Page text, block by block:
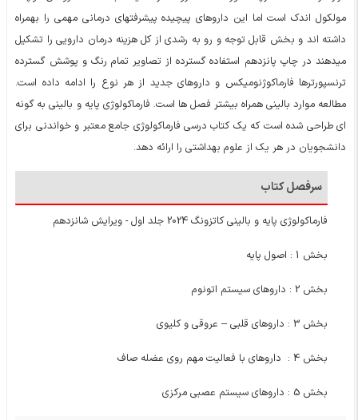
مولکول اندک است اما این داروهای پیچیده پیشرفتهای درمانی مهمی را بهمراه
داشته اند و بخش قابل توجه و رو به رشدی از کل هزینه درمان دارویی را تشکیل
میدهند در چاپ پانزدهم استفاده گسترده از تصاویر تمام رنگ و پوشش گسترده
ترنسپورترها فارماکوژنومیکس و داروهای جدید از هر نوع را ادامه داده است.
مطالعه موارد بالینی همراه بیشتر فصل ها است. فارماکولوژی پایه و بالینی به گونه
ای طراحی شده است که یک کتاب درسی فارماکولوژی جامع معتبر و خواندنی برای
دانشجویان در هر یک از علوم بهداشتی را ارائه دهد.
سرفصل کتاب
فارماکولوژی پایه و بالینی کاتزونگ 2024 جلد اول - ویرایش شانزدهم
بخش 1 : اصول پایه
بخش 2 : داروهای سیستم اتونوم
بخش 3 : داروهای قلبی – عروقی و کلیوی
بخش 4 : داروهای با فعالیت مهم روی عضله صاف
بخش 5 : داروهای سیستم عصبی مرکزی